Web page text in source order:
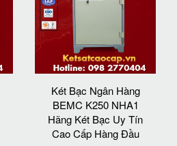
Két Bạc Ngân Hàng
BEMC K250 NHA1
Hãng Két Bạc Uy Tín
Cao Cấp Hàng Đầu